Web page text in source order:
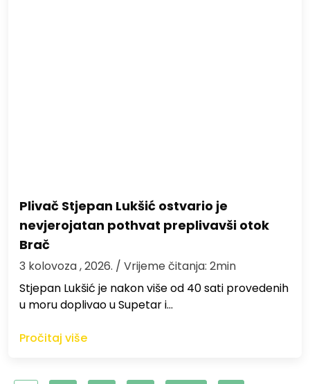
Plivač Stjepan Lukšić ostvario je
nevjerojatan pothvat preplivavši otok
Brač
3 kolovoza , 2026. / Vrijeme čitanja: 2min
St​jepan Lukšić je nakon više od 40 sati provedenih
u moru doplivao u Supetar i…
Pročitaj više